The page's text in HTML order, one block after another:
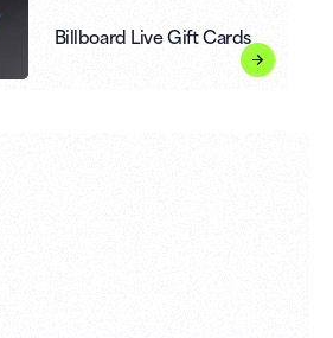
Billboard Live Gift Cards